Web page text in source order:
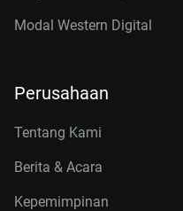
Modal Western Digital
Perusahaan
Tentang Kami
Berita & Acara
Kepemimpinan